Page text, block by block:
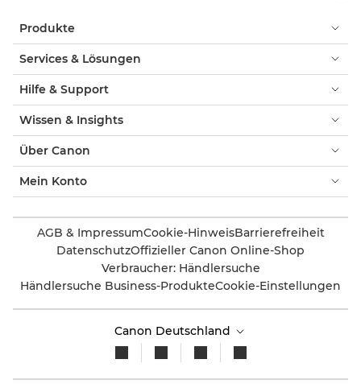
Produkte
Services & Lösungen
Hilfe & Support
Wissen & Insights
Über Canon
Mein Konto
AGB & ImpressumCookie-HinweisBarrierefreiheit
DatenschutzOffizieller Canon Online-Shop
Verbraucher: Händlersuche
Händlersuche Business-ProdukteCookie-Einstellungen
Canon Deutschland